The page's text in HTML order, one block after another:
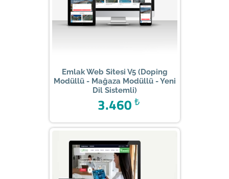
Emlak Web Sitesi V5 (Doping
Modüllü - Mağaza Modüllü - Yeni
Dil Sistemli)
₺
3.460